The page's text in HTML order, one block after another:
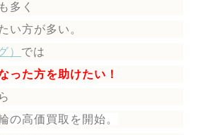
多く
い方が多い。
） では
った方を助けたい！
の高価買取を開始。